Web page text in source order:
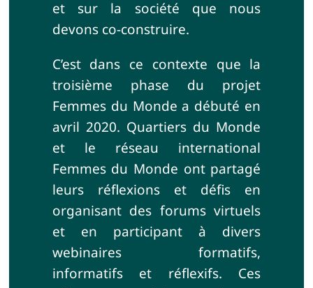
et sur la société que nous
devons co-construire.
C’est dans ce contexte que la
troisième phase du projet
Femmes du Monde a débuté en
avril 2020. Quartiers du Monde
et le réseau international
Femmes du Monde ont partagé
leurs réflexions et défis en
organisant des forums virtuels
et en participant à divers
webinaires formatifs,
informatifs et réflexifs. Ces